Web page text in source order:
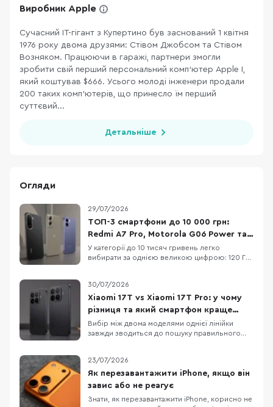
Виробник Apple
Сучасний ІТ-гігант з Купертино був заснований 1 квітня
1976 року двома друзями: Стівом Джобсом та Стівом
Возняком. Працюючи в гаражі, партнери змогли
зробити свій перший персональний комп’ютер Apple I,
який коштував $666. Усього молоді інженери продали
200 таких комп’ютерів, що принесло їм перший
суттєвий...
Детальніше
Огляди
29/07/2026
ТОП-3 смартфони до 10 000 грн:
Redmi A7 Pro, Motorola G06 Power та
OPPO A6x
У категорії до 10 тисяч гривень легко
вибирати за однією великою цифрою: 120 Гц,
повністю. Великий акумулятор додає ваги, 120
Гц не роблять HD+ екран чітким, а віртуальна
RAM не замінює фізичну. Порівняємо три
доступні мод
30/07/2026
Xiaomi 17T vs Xiaomi 17T Pro: у чому
різниця та який смартфон краще
обрати
Вибір між двома моделями однієї лінійки
завжди зводиться до пошуку правильного
Xiaomi 17T Pro демонструє два зовсім різні
підходи до ергономіки та пікових
можливостей, хоча візуально ці пристрої
поділяють спільну ф
23/07/2026
Як перезавантажити iPhone, якщо він
завис або не реагує
Знати, як перезавантажити iPhone, корисно не